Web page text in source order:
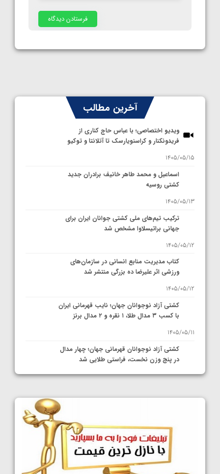
آخرین مطالب
ویدیو اختصاصی؛ با عباس حاج کناری از
فریدونکنار و کراسنویارسک تا آتلانتا و توکیو
1405/05/15
اسماعیل و محمد طاهر خانیف برادران جدید
کشتی روسیه
1405/05/13
ترکیب تیم‌های ملی کشتی جوانان ایران برای
جهانی براتیسلاوا مشخص شد
1405/05/12
کتاب مدیریت منابع انسانی در سازمان‌های
ورزشی اثر علیرضا ده بزرگی منتشر شد
1405/05/12
کشتی آزاد نوجوانان جهان؛ نایب قهرمانی ایران
با کسب ۳ مدال طلا، ۱ نقره و ۲ مدال برنز
1405/05/11
کشتی آزاد نوجوانان قهرمانی جهان؛ چهار مدال
در پنج وزن نخست، فراستی طلایی شد
1405/05/11
کشتی آزاد نوجوانان جهان؛ رقبای نمایندگان
ایران مشخص شدند
1405/05/08